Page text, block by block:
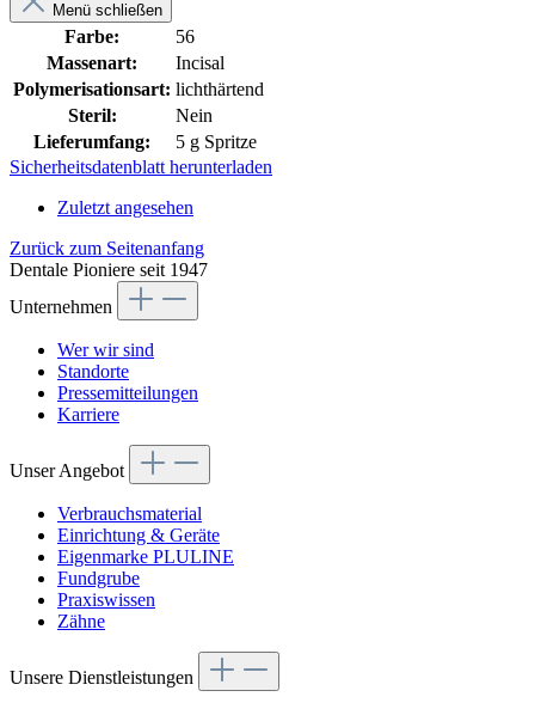
Menü schließen
Farbe:
56
Massenart:
Incisal
Polymerisationsart: lichthärtend
Steril:
Nein
Lieferumfang:
5 g Spritze
Sicherheitsdatenblatt herunterladen
Zuletzt angesehen
Zurück zum Seitenanfang
Dentale Pioniere seit 1947
Unternehmen
Wer wir sind
Standorte
Pressemitteilungen
Karriere
Unser Angebot
Verbrauchsmaterial
Einrichtung & Geräte
Eigenmarke PLULINE
Fundgrube
Praxiswissen
Zähne
Unsere Dienstleistungen